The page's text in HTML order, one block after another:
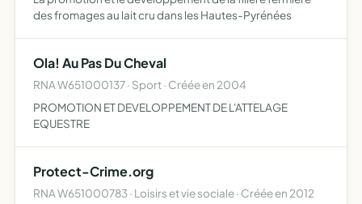
des fromages au lait cru dans les Hautes-Pyrénées
Ola! Au Pas Du Cheval
RNA W651000137 · Sport · Créée en 2004
PROMOTION ET DEVELOPPEMENT DE L'ATTELAGE
EQUESTRE
Protect-Crime.org
RNA W651000783 · Loisirs et vie sociale · Créée en 2012